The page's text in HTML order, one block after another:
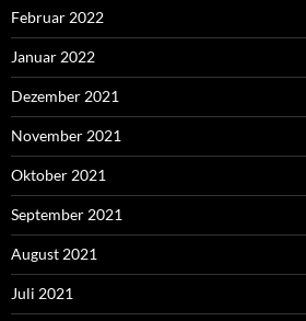
Februar 2022
Januar 2022
Dezember 2021
November 2021
Oktober 2021
September 2021
August 2021
Juli 2021